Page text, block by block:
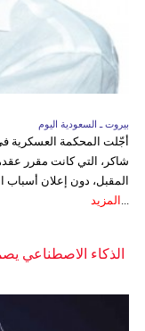
بيروت ـ السعودية اليوم
أجّلت المحكمة العسكرية في
المقبل، دون إعلان أسباب
المزيد
الذكاء الاصطناعي